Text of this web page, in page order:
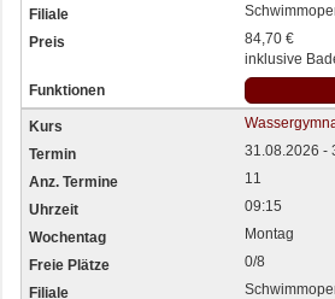
84,70 €
inklusive
31.08.2026 -
11
09:15
Montag
0/8